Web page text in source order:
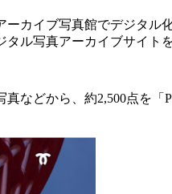
カイブ写真館でデジタル
ル写真アーカイブサイト
などから、約2,500点を「